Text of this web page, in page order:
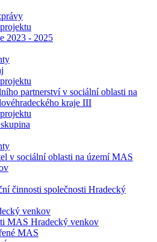
2023 - 2025
partnerství v sociální oblasti na
kraje III
v sociální oblasti na území MAS
činnosti společnosti Hradecký
venkov
MAS Hradecký venkov
MAS